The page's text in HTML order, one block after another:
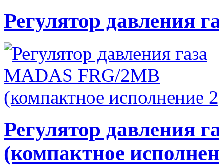
Регулятор давления
Регулятор давления
(компактное